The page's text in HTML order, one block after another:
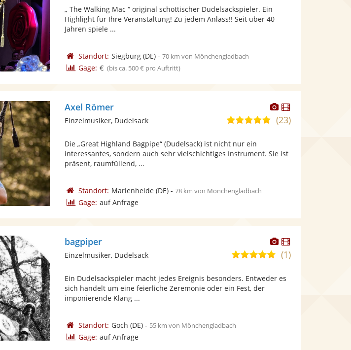
5
Sternen
„ The Walking Mac “ original schottischer Dudelsackspieler. Ein
Highlight für Ihre Veranstaltung! Zu jedem Anlass!! Seit über 40
Jahren spiele ...
Standort: Siegburg(DE)- 70 km von Mönchengladbach
Gage: € (bis ca. 500 € pro Auftritt)
Dieser
Künstler
stellt
bereit.
Dieser
Künstler
Axel Römer
5,0
Sternen
(23)
Einzelmusiker, Dudelsack
Die „Great Highland Bagpipe“ (Dudelsack) ist nicht nur ein
interessantes, sondern auch sehr vielschichtiges Instrument. Sie ist
präsent, raumfüllend, ...
Standort: Marienheide(DE)- 78 km von Mönchengladbach
Gage: auf Anfrage
Dieser
Künstler
stellt
bereit.
Dieser
Künstler
bagpiper
5,0
5
(1)
Einzelmusiker, Dudelsack
Ein Dudelsackspieler macht jedes Ereignis besonders. Entweder es
sich handelt um eine feierliche Zeremonie oder ein Fest, der
imponierende Klang ...
Standort: Goch (DE)- 55 km von Mönchengladbach
Gage: auf Anfrage